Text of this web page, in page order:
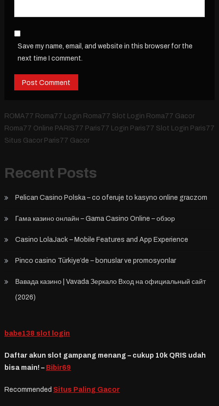
Save my name, email, and website in this browser for the
next time I comment.
ROMA77 Roma77 Login Roma77 Slot Login Roma77 Gacor
Roma77 Online PARIS77 Paris77 Login Paris77 Slot Login Paris77
Situs Gacor Paris77 Gacor
Recent Posts
Pelican Casino Polska – co oferuje to kasyno online graczom
Гама казино онлайн – Gama Casino Online – обзор
Casino LolaJack – Mobile Features and App Experience
Pinco casino Türkiye’de – bonuslar ve promosyonlar
Вавада казино | Vavada Зеркало Вход на официальный сайт
(2026)
babe138 slot login
Daftar akun slot gampang menang – cukup 10k QRIS udah
bisa main! – Bibir69
Recommended Situs Paling Gacor